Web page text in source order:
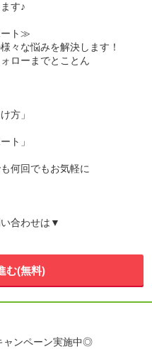
す♪
ート≫
々な悩みを解決します！
ローまでとことん
方」
ト」
何回でもお気軽に
合わせは▼
む(無料)
ンペーン実施中◎